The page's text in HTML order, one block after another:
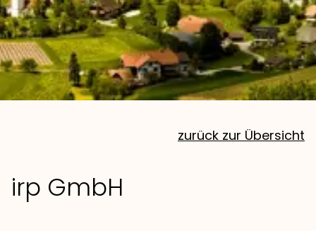
zurück zur Übersicht
irp GmbH